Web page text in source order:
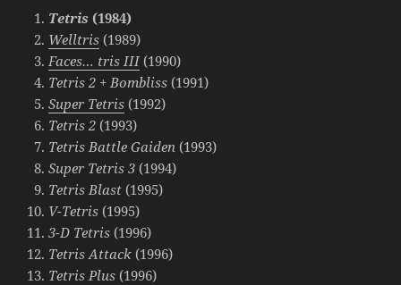
Tetris (1984)
Welltris (1989)
Faces… tris III(1990)
Tetris 2 + Bombliss (1991)
Super Tetris (1992)
Tetris 2 (1993)
Tetris Battle Gaiden (1993)
Super Tetris 3 (1994)
Tetris Blast (1995)
V-Tetris (1995)
3-D Tetris (1996)
Tetris Attack (1996)
Tetris Plus (1996)